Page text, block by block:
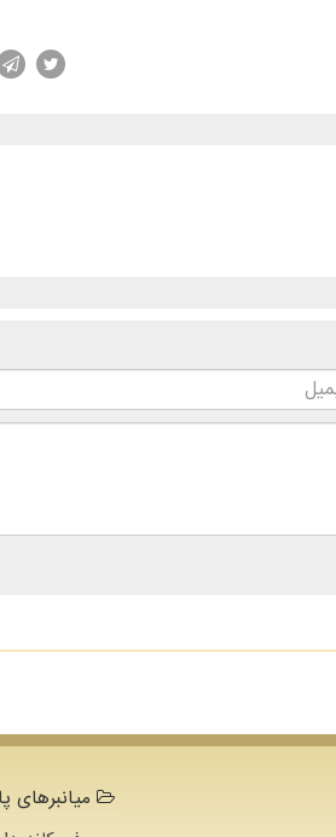
میانبرهای